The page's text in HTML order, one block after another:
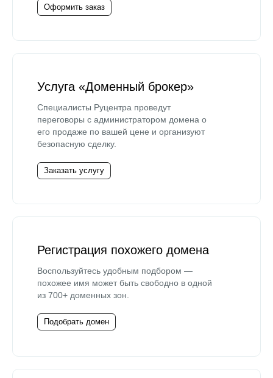
Оформить заказ
Услуга «Доменный брокер»
Специалисты Руцентра проведут
переговоры с администратором домена о
его продаже по вашей цене и организуют
безопасную сделку.
Заказать услугу
Регистрация похожего домена
Воспользуйтесь удобным подбором —
похожее имя может быть свободно в одной
из 700+ доменных зон.
Подобрать домен